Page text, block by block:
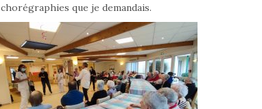
que je demandais.